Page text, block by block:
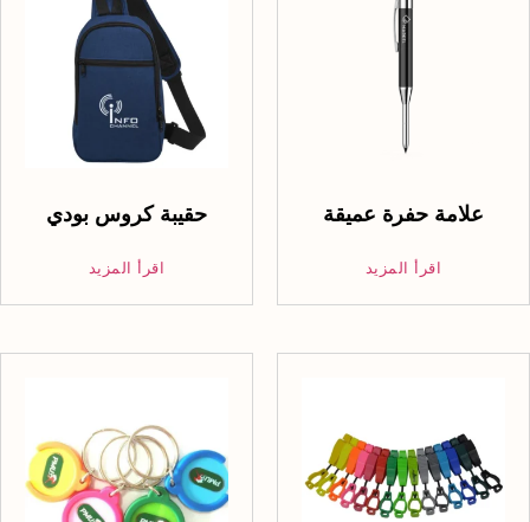
حقيبة كروس بودي
اقرأ المزيد
علامة حفرة عميقة
اقرأ المزيد